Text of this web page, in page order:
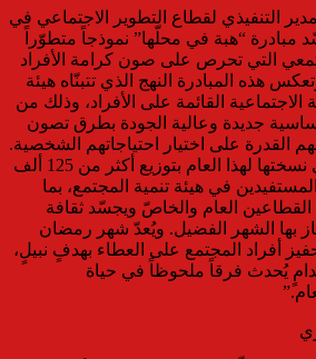
التنفيذي لقطاع التطوير الاجتماعي في
مبادرة “هبة في محلّها” نموذجاً متطوّراً
التي تحرص على صون كرامة الأفراد
هذه المبادرة النهج الذي تتبنّاه هيئة
الاجتماعية القائمة على الأفراد، وذلك من
جديدة وعالية الجودة بطرق تصون
القدرة على اختيار احتياجاتهم الشخصية.
وسوف تقوم المبادرة في نسختها لهذا العام بتوزيع أكثر من 125 ألف
في هيئة تنمية المجتمع، بما
العام والخاصّ ويجسّد ثقافة
بها الشهر الفضيل. ويُعدّ شهر رمضان
أفراد المجتمع على العطاء بهدفٍ نبيلٍ،
يُحدث فرقاً ملحوظاً في حياة